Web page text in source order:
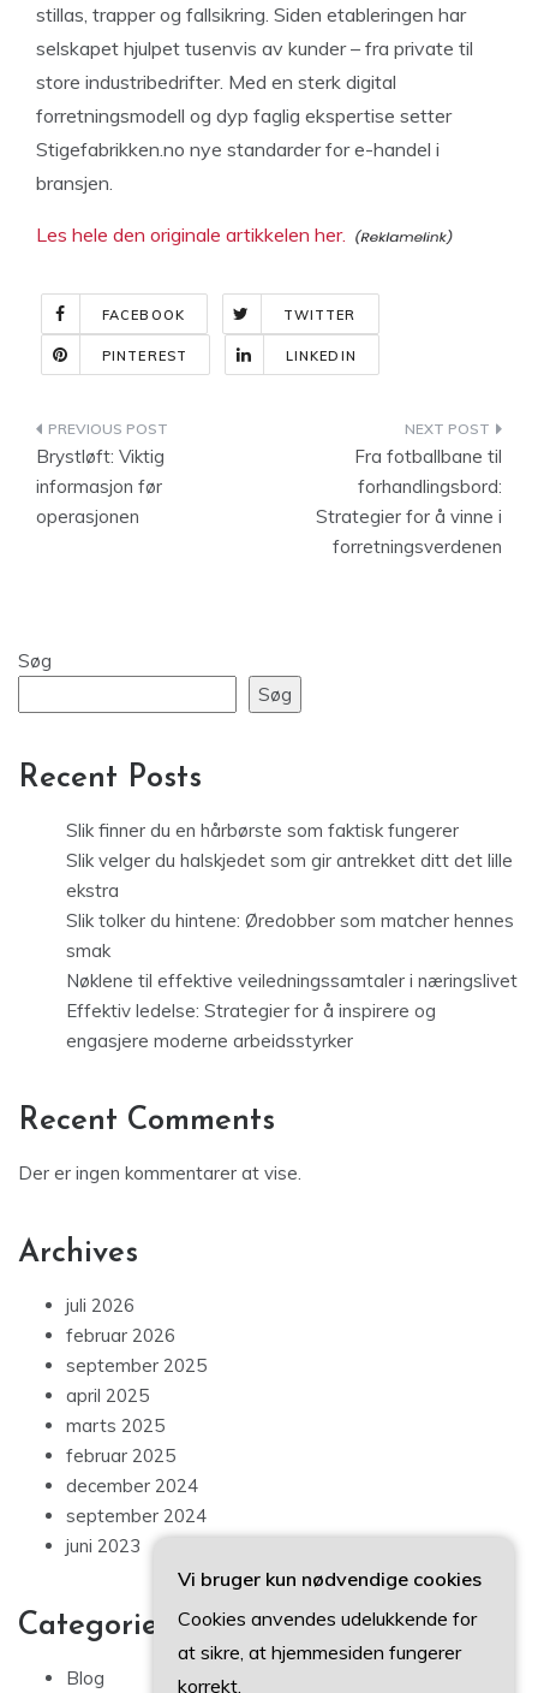
stillas, trapper og fallsikring. Siden etableringen har
selskapet hjulpet tusenvis av kunder – fra private til
store industribedrifter. Med en sterk digital
forretningsmodell og dyp faglig ekspertise setter
Stigefabrikken.no nye standarder for e-handel i
bransjen.
Les hele den originale artikkelen her.
FACEBOOK TWITTER
PINTEREST LINKEDIN
Indlægsnavigation
Brystløft: Viktig
informasjon før
operasjonen
Fra fotballbane til
forhandlingsbord:
Strategier for å vinne i
forretningsverdenen
Søg
Søg
Recent Posts
Slik finner du en hårbørste som faktisk fungerer
Slik velger du halskjedet som gir antrekket ditt det lille
ekstra
Slik tolker du hintene: Øredobber som matcher hennes
smak
Nøklene til effektive veiledningssamtaler i næringslivet
Effektiv ledelse: Strategier for å inspirere og
engasjere moderne arbeidsstyrker
Recent Comments
Der er ingen kommentarer at vise.
Archives
juli 2026
februar 2026
september 2025
april 2025
marts 2025
februar 2025
december 2024
september 2024
juni 2023
Categories
Blog
Vi bruger kun nødvendige cookies
Cookies anvendes udelukkende for
at sikre, at hjemmesiden fungerer
korrekt.